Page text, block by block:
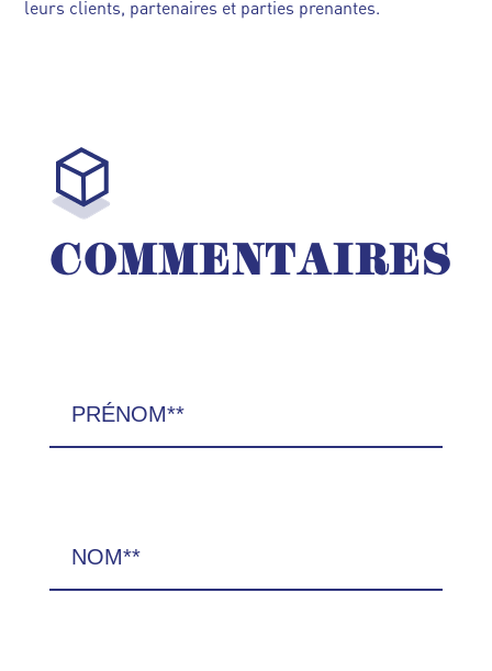
leurs clients, partenaires et parties prenantes.
COMMENTAIRES